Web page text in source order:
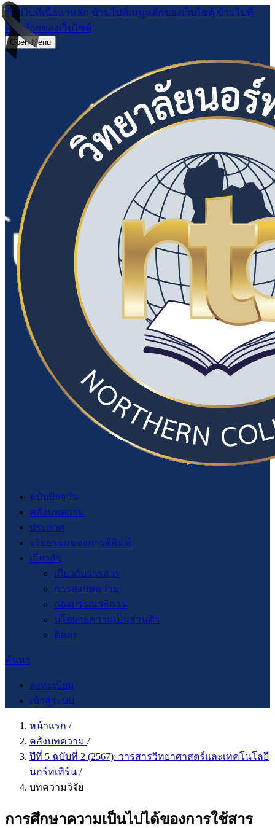
ข้ามไปที่เนื้อหาหลัก ข้ามไปที่เมนูหลักของเว็บไซต์ ข้ามไปที่
ส่วนท้ายของเว็บไซต์
Open Menu
ฉบับปัจจุบัน
คลังบทความ
ประกาศ
จริยธรรมของการตีพิมพ์
เกี่ยวกับ
เกี่ยวกับวารสาร
การส่งบทความ
กองบรรณาธิการ
นโยบายความเป็นส่วนตัว
ติดต่อ
ค้นหา
ลงทะเบียน
เข้าสู่ระบบ
หน้าแรก /
คลังบทความ /
ปีที่ 5 ฉบับที่ 2 (2567): วารสารวิทยาศาสตร์และเทคโนโลยี
นอร์ทเทิร์น /
บทความวิจัย
การศึกษาความเป็นไปได้ของการใช้สาร